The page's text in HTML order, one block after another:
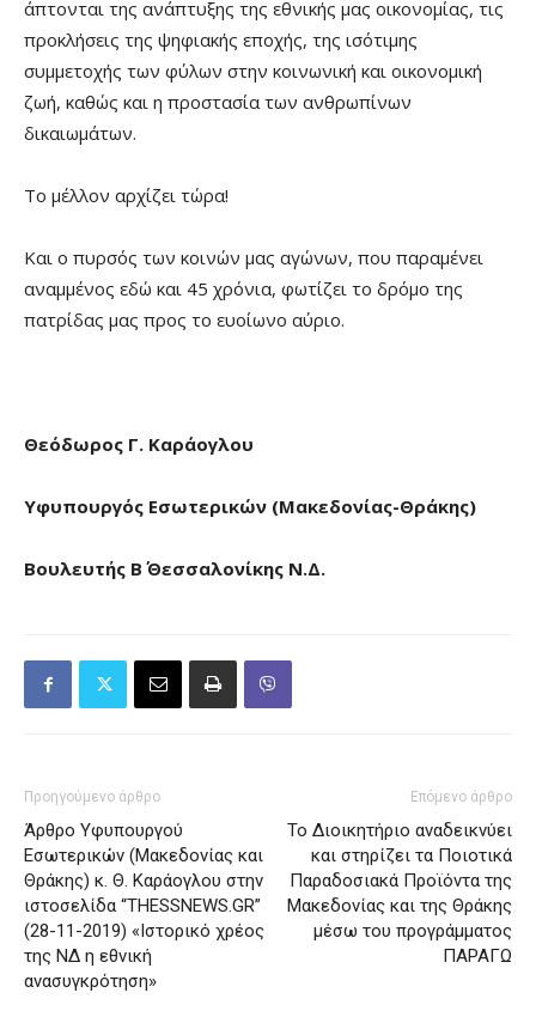
άπτονται της ανάπτυξης της εθνικής μας οικονομίας, τις
προκλήσεις της ψηφιακής εποχής, της ισότιμης
συμμετοχής των φύλων στην κοινωνική και οικονομική
ζωή, καθώς και η προστασία των ανθρωπίνων
δικαιωμάτων.
Το μέλλον αρχίζει τώρα!
Και ο πυρσός των κοινών μας αγώνων, που παραμένει
αναμμένος εδώ και 45 χρόνια, φωτίζει το δρόμο της
πατρίδας μας προς το ευοίωνο αύριο.
Θεόδωρος Γ. Καράογλου
Υφυπουργός Εσωτερικών (Μακεδονίας-Θράκης)
Βουλευτής Β΄ Θεσσαλονίκης Ν.Δ.
Προηγούμενο άρθρο
Άρθρο Υφυπουργού
Εσωτερικών (Μακεδονίας και
Θράκης) κ. Θ. Καράογλου στην
ιστοσελίδα “THESSNEWS.GR”
(28-11-2019) «Ιστορικό χρέος
της ΝΔ η εθνική
ανασυγκρότηση»
Επόμενο άρθρο
Το Διοικητήριο αναδεικνύει
και στηρίζει τα Ποιοτικά
Παραδοσιακά Προϊόντα της
Μακεδονίας και της Θράκης
μέσω του προγράμματος
ΠΑΡΑΓΩ